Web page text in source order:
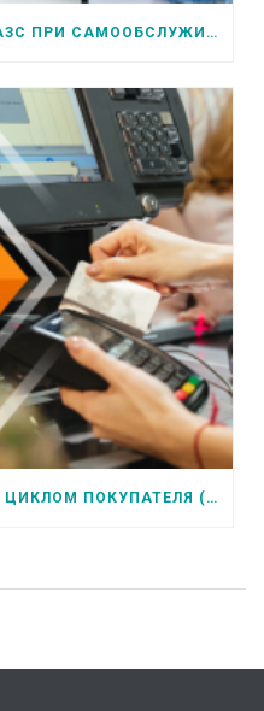
ПОЛУЧЕНИЕ ОТЗЫВОВ НА АЗС ПРИ САМООБСЛУЖИВАНИИ
УПРАВЛЕНИЕ ЖИЗНЕННЫМ ЦИКЛОМ ПОКУПАТЕЛЯ (CLM): НОВЫЙ ПОДХОД К СОЗДАНИЮ ЭФФЕКТИВНЫХ ПРОГРАММ ЛОЯЛЬНОСТИ